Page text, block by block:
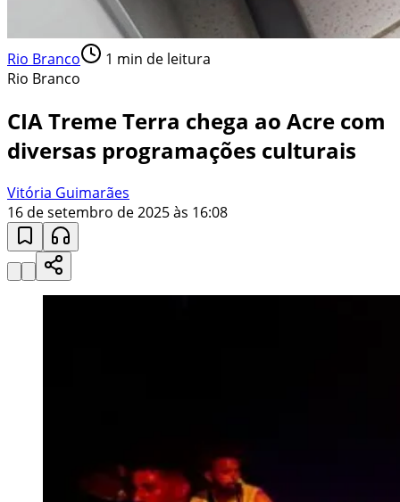
Rio Branco 1 min de leitura
Rio Branco
CIA Treme Terra chega ao Acre com
diversas programações culturais
Vitória Guimarães
16 de setembro de 2025 às 16:08